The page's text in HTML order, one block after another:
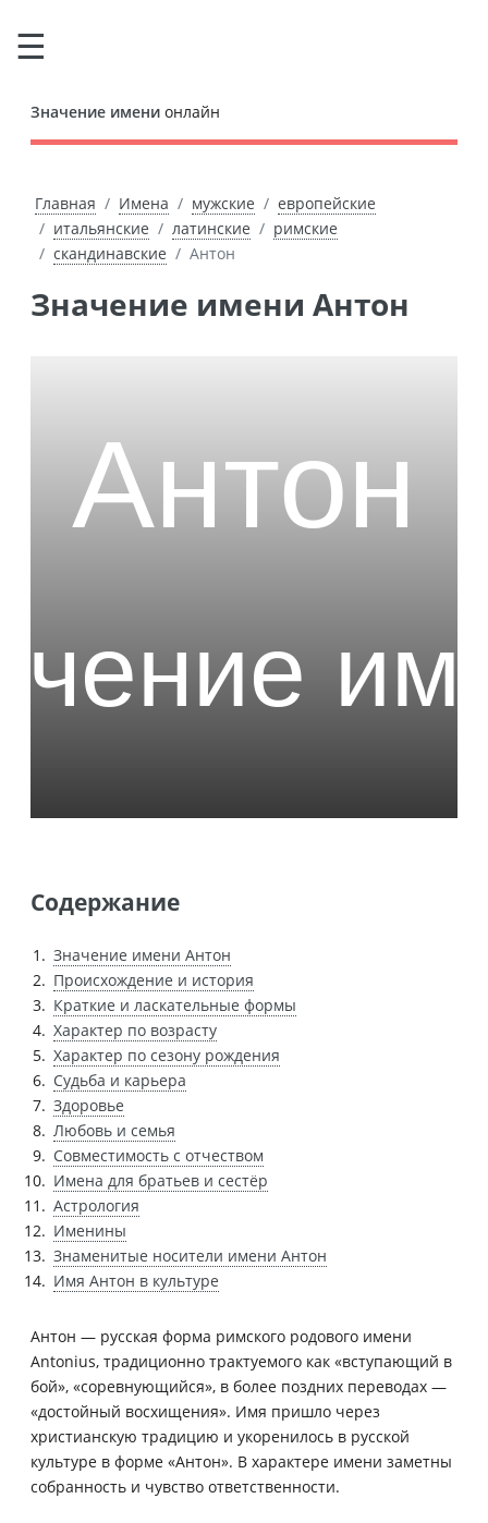
Значение имени онлайн
Главная Имена мужские
европейские
итальянские
латинские
римские
скандинавские
Антон
Значение имени Антон
Содержание
Значение имени Антон
Происхождение и история
Краткие и ласкательные формы
Характер по возрасту
Характер по сезону рождения
Судьба и карьера
Здоровье
Любовь и семья
Совместимость с отчеством
Имена для братьев и сестёр
Астрология
Именины
Знаменитые носители имени Антон
Имя Антон в культуре
Антон — русская форма римского родового имени
Antonius, традиционно трактуемого как «вступающий в
бой», «соревнующийся», в более поздних переводах —
«достойный восхищения». Имя пришло через
христианскую традицию и укоренилось в русской
культуре в форме «Антон». В характере имени заметны
собранность и чувство ответственности.